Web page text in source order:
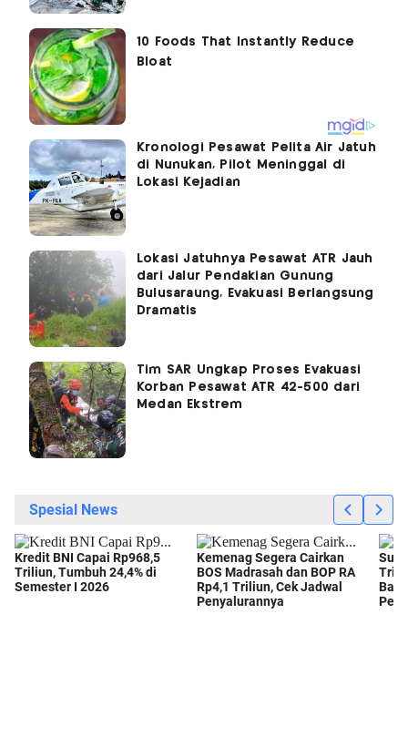
Kronologi Pesawat Pelita Air Jatuh
di Nunukan, Pilot Meninggal di
Lokasi Kejadian
Lokasi Jatuhnya Pesawat ATR Jauh
dari Jalur Pendakian Gunung
Bulusaraung, Evakuasi Berlangsung
Dramatis
Tim SAR Ungkap Proses Evakuasi
Korban Pesawat ATR 42-500 dari
Medan Ekstrem